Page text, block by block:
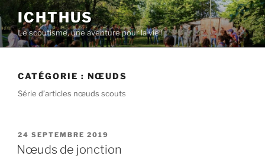
Aller
au
contenu
principal
ICHTHUS
Le scoutisme, une aventure pour la vie !
CATÉGORIE : NŒUDS
Série d’articles nœuds scouts
PUBLIÉ
LE
24 SEPTEMBRE 2019
Nœuds de jonction